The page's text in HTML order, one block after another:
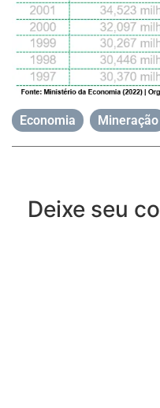
Economia Mineração
Deixe seu